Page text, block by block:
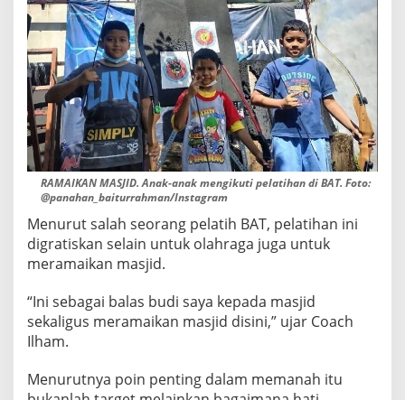
RAMAIKAN MASJID. Anak-anak mengikuti pelatihan di BAT. Foto:
@panahan_baiturrahman/Instagram
Menurut salah seorang pelatih BAT, pelatihan ini
digratiskan selain untuk olahraga juga untuk
meramaikan masjid.
“Ini sebagai balas budi saya kepada masjid
sekaligus meramaikan masjid disini,” ujar Coach
Ilham.
Menurutnya poin penting dalam memanah itu